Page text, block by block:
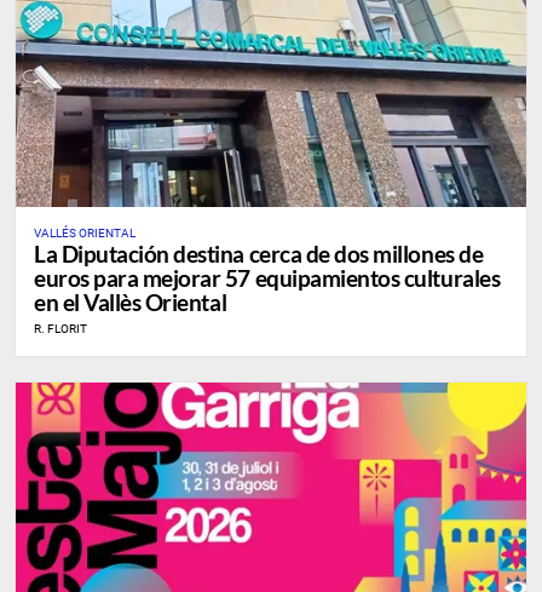
VALLÉS ORIENTAL
La Diputación destina cerca de dos millones de
euros para mejorar 57 equipamientos culturales
en el Vallès Oriental
R. FLORIT